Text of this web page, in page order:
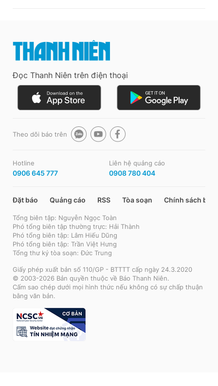
Đọc Thanh Niên trên điện thoại
Theo dõi báo trên
Hotline
0906 645 777
Liên hệ quảng cáo
0908 780 404
Đặt báo Quảng cáo RSS Tòa soạn Chính sách bảo
Tổng biên tập: Nguyễn Ngọc Toàn
Phó tổng biên tập thường trực: Hải Thành
Phó tổng biên tập: Lâm Hiếu Dũng
Phó tổng biên tập: Trần Việt Hưng
Tổng thư ký tòa soạn: Đức Trung
Giấy phép xuất bản số 110/GP - BTTTT cấp ngày 24.3.2020
© 2003-2026 Bản quyền thuộc về Báo Thanh Niên.
Cấm sao chép dưới mọi hình thức nếu không có sự chấp thuận
bằng văn bản.